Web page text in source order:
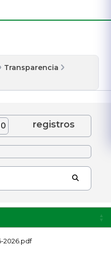
Transparencia
registros
2026.pdf